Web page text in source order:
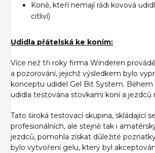
Koně, kteří nemají rádi kovová
citliví)
Udidla přátelská ke koním:
Více než tři roky firma Winderen
a pozorování, jejichž výsledkem bylo
konceptu udidel Gel Bit System.
udidla testována stovkami koní a jezdců
Tato široká testovací skupina, skládající
profesionálních, ale stejně tak i
jezdců, pomohla získat důležité
bylo vytvoření gelu, který byl